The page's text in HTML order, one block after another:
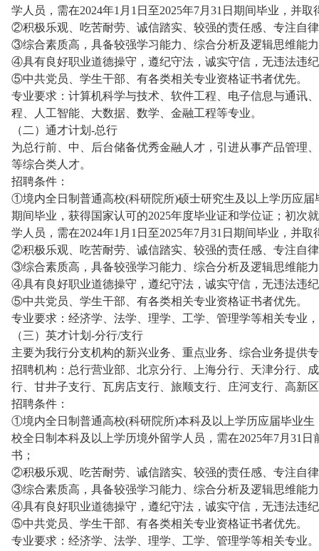
学人员，需在2024年1月1日至2025年7月31日期间毕业，并
②积极乐观、吃苦耐劳、诚信踏实、较强的责任感、专注自
③综合素质高，具备较强学习能力、综合分析及逻辑思维能
④具有良好职业道德操守，遵纪守法，诚实守信，无违法违
⑤中共党员、学生干部、有各类相关专业资格证书者优先。
专业要求：计算机科学与技术、软件工程、电子信息与通讯
程、人工智能、大数据、数学、金融工程等专业。
（二）通才计划-总行
为总行前、中、后台储备优秀金融人才，引进从事产品管理
等综合类人才。
招聘条件：
①境内全日制普通高校(科研院所)硕士研究生及以上学历应届
期间毕业，获得国家认可的2025年度毕业证和学位证；初次
学人员，需在2024年1月1日至2025年7月31日期间毕业，并
②积极乐观、吃苦耐劳、诚信踏实、较强的责任感、专注自
③综合素质高，具备较强学习能力、综合分析及逻辑思维能
④具有良好职业道德操守，遵纪守法，诚实守信，无违法违
⑤中共党员、学生干部、有各类相关专业资格证书者优先。
专业要求：经济学、法学、理学、工学、管理学等相关专业
（三）英才计划-分行/支行
主要为我行分支机构的新兴业务、重点业务、综合业务提供
招聘机构：总行营业部、北京分行、上海分行、天津分行、
行、甘井子支行、瓦房店支行、旅顺支行、庄河支行、高新
招聘条件：
①境内全日制普通高校(科研院所)本科及以上学历应届毕业生
校全日制本科及以上学历境外留学人员，需在2025年7月31
书；
②积极乐观、吃苦耐劳、诚信踏实、较强的责任感、专注自
③综合素质高，具备较强学习能力、综合分析及逻辑思维能
④具有良好职业道德操守，遵纪守法，诚实守信，无违法违
⑤中共党员、学生干部、有各类相关专业资格证书者优先。
专业要求：经济学、法学、理学、工学、管理学等相关专业。